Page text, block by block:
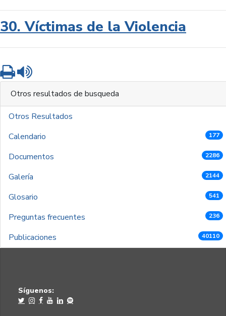
30. Víctimas de la Violencia
Imprimir
Otros resultados de busqueda
Otros Resultados
Calendario
177
Documentos 2286
Galería 2144
Glosario 541
Preguntas frecuentes 236
Publicaciones 40110
Síguenos: